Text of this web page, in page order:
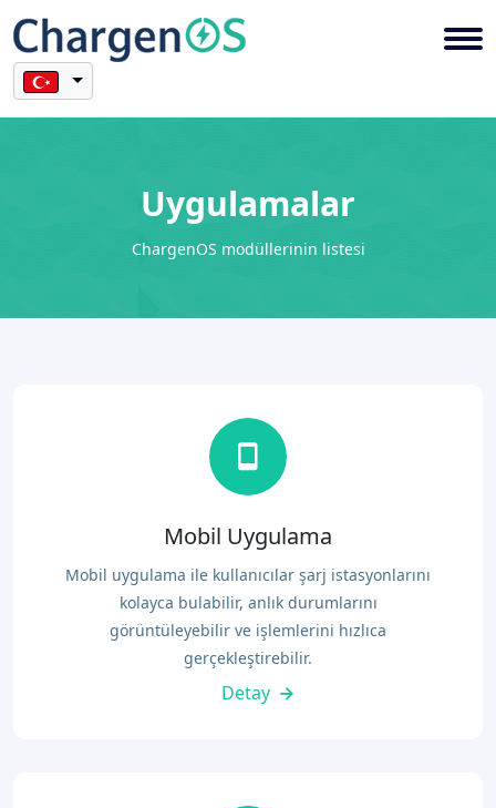
Uygulamalar
ChargenOS modüllerinin listesi
Mobil Uygulama
Mobil uygulama ile kullanıcılar şarj istasyonlarını
kolayca bulabilir, anlık durumlarını
görüntüleyebilir ve işlemlerini hızlıca
gerçekleştirebilir.
Detay